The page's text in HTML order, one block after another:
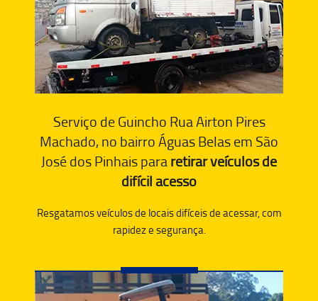
Serviço de Guincho Rua Airton Pires
Machado, no bairro Águas Belas em São
José dos Pinhais pararetirar veículos de
difícil acesso
Resgatamos veículos de locais difíceis de acessar, com
rapidez e segurança.